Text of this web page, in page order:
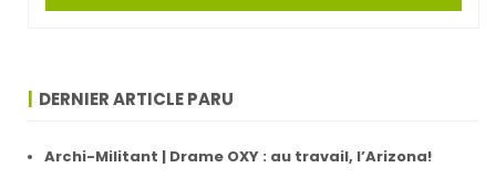
DERNIER ARTICLE PARU
Archi-Militant | Drame OXY : au travail, l’Arizona!